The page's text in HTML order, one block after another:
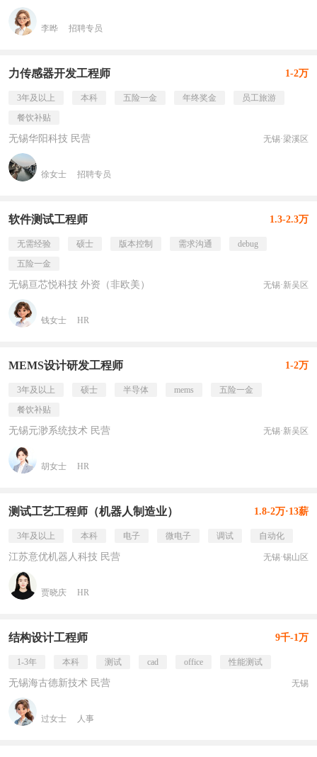
李晔 招聘专员
力传感器开发工程师 1-2万
3年及以上 本科 五险一金 年终奖金
员工旅游
餐饮补贴
无锡华阳科技 民营 无锡·梁溪区
徐女士 招聘专员
软件测试工程师 1.3-2.3万
无需经验 硕士 版本控制 需求沟通
debug
五险一金
无锡亘芯悦科技 外资（非欧美） 无锡·新吴区
钱女士 HR
MEMS设计研发工程师 1-2万
3年及以上 硕士 半导体 mems
五险一金
餐饮补贴
无锡元渺系统技术 民营 无锡·新吴区
胡女士 HR
测试工艺工程师（机器人制造业） 1.8-2万·13薪
3年及以上 本科 电子 微电子 调试 自动化
江苏意优机器人科技 民营 无锡·锡山区
贾晓庆 HR
结构设计工程师 9千-1万
1-3年 本科 测试 cad office 性能测试
无锡海古德新技术 民营 无锡
过女士 人事